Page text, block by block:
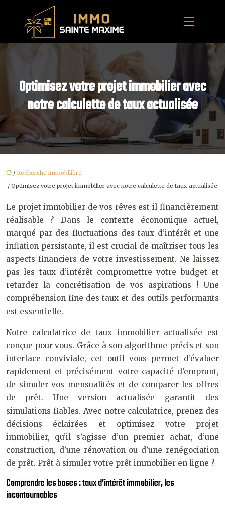
Optimisez votre projet immobilier avec
notre calculette de taux actualisée
/ Recherche immobilière
/ Optimisez votre projet immobilier avec notre calculette de taux actualisée
Le projet immobilier de vos rêves est-il financièrement
réalisable ? Dans le contexte économique actuel,
marqué par des fluctuations des taux d’intérêt et une
inflation persistante, il est crucial de maîtriser tous les
aspects financiers de votre investissement. Ne laissez
pas les taux d’intérêt compromettre votre budget et
retarder la concrétisation de vos aspirations ! Une
compréhension fine des taux et des outils performants
est essentielle.
Notre calculatrice de taux immobilier actualisée est
conçue pour vous. Grâce à son algorithme précis et son
interface conviviale, cet outil vous permet d’évaluer
rapidement et précisément votre capacité d’emprunt,
de simuler vos mensualités et de comparer les offres
de prêt. Une version actualisée garantit des
simulations fiables. Avec notre calculatrice, prenez des
décisions éclairées et optimisez votre projet
immobilier, qu’il s’agisse d’un premier achat, d’une
construction, d’une rénovation ou d’une renégociation
de prêt. Prêt à simuler votre prêt immobilier en ligne ?
Comprendre les bases : taux d’intérêt immobilier, les
incontournables